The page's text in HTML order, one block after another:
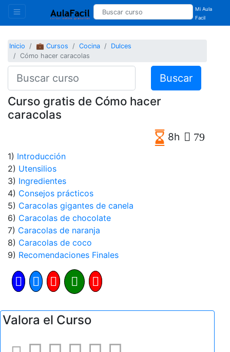
Mi Aula
Facil
Inicio 💼 Cursos Cocina
Dulces
Cómo hacer caracolas
Buscar
Curso gratis de Cómo hacer
caracolas
8h 79
1) Introducción
2) Utensilios
3) Ingredientes
4) Consejos prácticos
5) Caracolas gigantes de canela
6) Caracolas de chocolate
7) Caracolas de naranja
8) Caracolas de coco
9) Recomendaciones Finales
Valora el Curso